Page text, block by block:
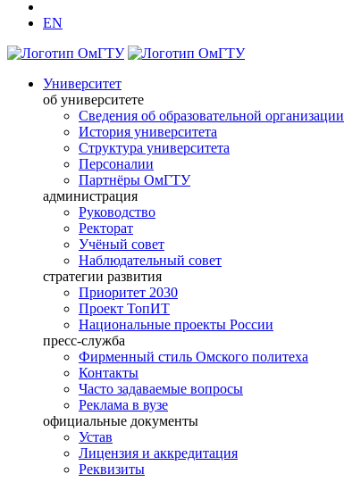
EN
Университет
об университете
Сведения об образовательной организации
История университета
Структура университета
Персоналии
Партнёры ОмГТУ
администрация
Руководство
Ректорат
Учёный совет
Наблюдательный совет
стратегии развития
Приоритет 2030
Проект ТопИТ
Национальные проекты России
пресс-служба
Фирменный стиль Омского политеха
Контакты
Часто задаваемые вопросы
Реклама в вузе
официальные документы
Устав
Лицензия и аккредитация
Реквизиты